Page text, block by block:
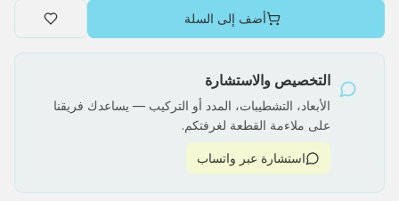
أضف إلى السلة
التخصيص والاستشارة
الأبعاد، التشطيبات، المدد أو التركيب — يساعدك فريقنا
على ملاءمة القطعة لغرفتكم.
استشارة عبر واتساب